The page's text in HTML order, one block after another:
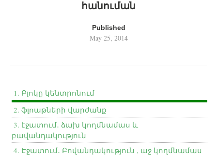
հանուման
Published
May 25, 2014
1. Բլոկը կենտրոնում
2. ֆլոաթների վարժանք
3. էջատում․ ձախ կողմնամաս և
բավանդակություն
4. Էջատում․ Բովանդակություն , աջ կողմնամաս